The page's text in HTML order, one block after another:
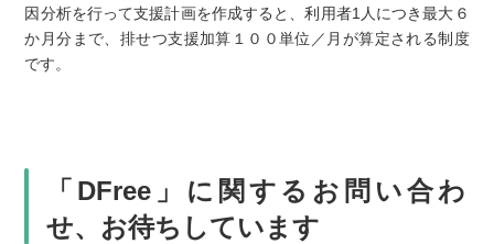
因分析を行って支援計画を作成すると、利用者1人につき最大６
か月分まで、排せつ支援加算１００単位／月が算定される制度
です。
「DFree」に関するお問い合わ
せ、お待ちしています